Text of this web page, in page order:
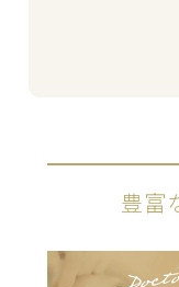
豊富